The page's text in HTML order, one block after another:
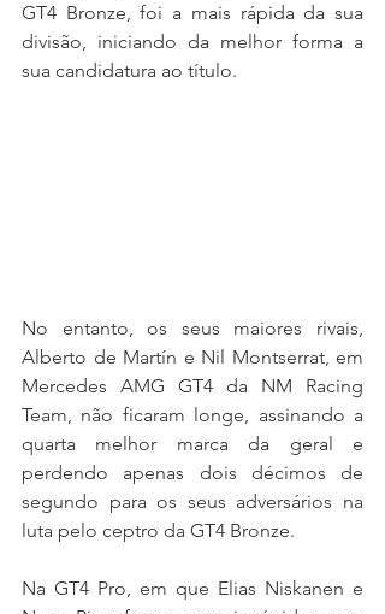
GT4 Bronze, foi a mais rápida da sua
divisão, iniciando da melhor forma a
sua candidatura ao título.
No entanto, os seus maiores rivais,
Alberto de Martín e Nil Montserrat, em
Mercedes AMG GT4 da NM Racing
Team, não ficaram longe, assinando a
quarta melhor marca da geral e
perdendo apenas dois décimos de
segundo para os seus adversários na
luta pelo ceptro da GT4 Bronze.
Na GT4 Pro, em que Elias Niskanen e